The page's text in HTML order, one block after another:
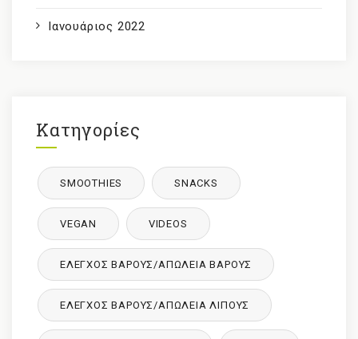
Ιανουάριος 2022
Κατηγορίες
SMOOTHIES SNACKS
VEGAN VIDEOS
ΈΛΕΓΧΟΣ ΒΆΡΟΥΣ/ΑΠΏΛΕΙΑ ΒΆΡΟΥΣ
ΈΛΕΓΧΟΣ ΒΆΡΟΥΣ/ΑΠΏΛΕΙΑ ΛΊΠΟΥΣ